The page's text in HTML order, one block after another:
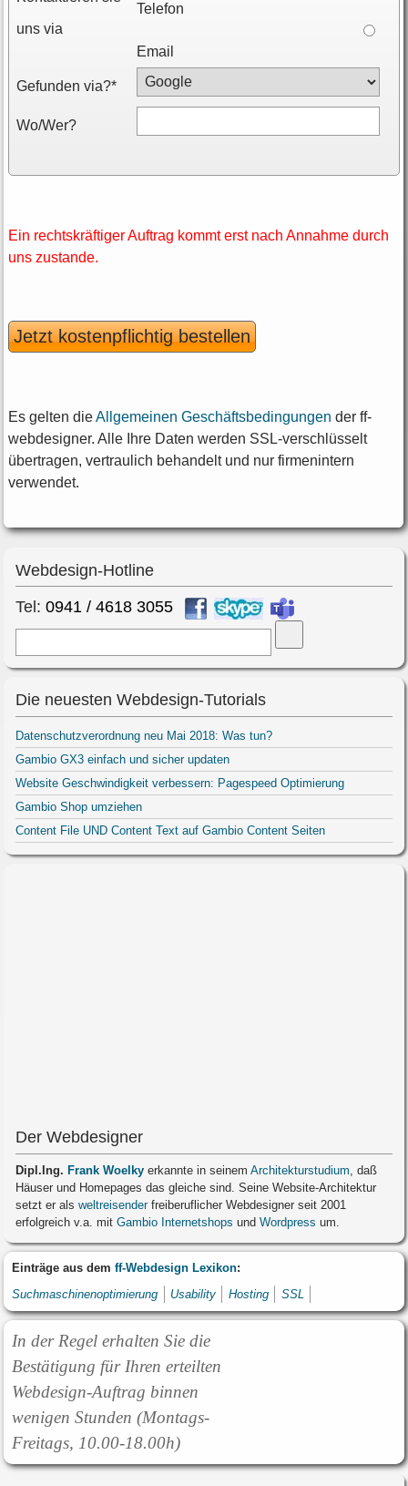
uns via
Telefon
Email
Gefunden via?*
Wo/Wer?
Ein rechtskräftiger Auftrag kommt erst nach Annahme durch
uns zustande.
Es gelten dieAllgemeinen Geschäftsbedingungen der ff-
webdesigner. Alle Ihre Daten werden SSL-verschlüsselt
übertragen, vertraulich behandelt und nur firmenintern
verwendet.
Webdesign-Hotline
Tel:0941 / 4618 3055
Die neuesten Webdesign-Tutorials
Datenschutzverordnung neu Mai 2018: Was tun?
Gambio GX3 einfach und sicher updaten
Website Geschwindigkeit verbessern: Pagespeed Optimierung
Gambio Shop umziehen
Content File UND Content Text auf Gambio Content Seiten
Der Webdesigner
Dipl.Ing. Frank Woelky erkannte in seinemArchitekturstudium , daß
Häuser und Homepages das gleiche sind. Seine Website-Architektur
setzt er alsweltreisenderfreiberuflicher Webdesigner seit 2001
erfolgreich v.a. mitGambio Internetshops undWordpress um.
Einträge aus demff-Webdesign Lexikon:
Suchmaschinenoptimierung
Usability Hosting SSL
In der Regel erhalten Sie die
Bestätigung für Ihren erteilten
Webdesign-Auftrag binnen
wenigen Stunden (Montags-
Freitags, 10.00-18.00h)